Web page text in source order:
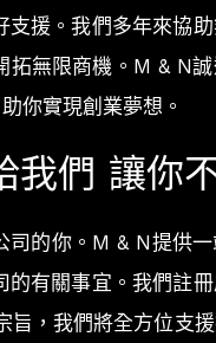
援。我們多年來協
無限商機。M & N
你實現創業夢想。
我們 讓你
的你。M & N提供
有關事宜。我們註
，我們將全方位支